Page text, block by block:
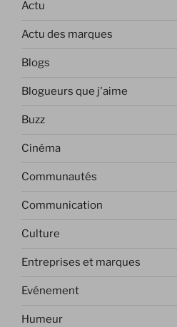
Actu
Actu des marques
Blogs
Blogueurs que j'aime
Buzz
Cinéma
Communautés
Communication
Culture
Entreprises et marques
Evénement
Humeur